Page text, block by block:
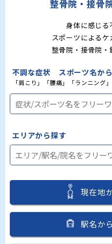
整骨院・接骨
身体に感じる
スポーツによる
整骨院・接骨院
不調な症状 スポーツ名か
「肩こり」「腰痛」「ランニング
エリアから探す
現在地
駅名か